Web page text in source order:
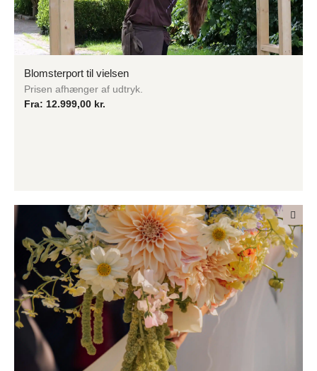
Blomsterport til vielsen
Prisen afhænger af udtryk.
Fra: 12.999,00 kr.